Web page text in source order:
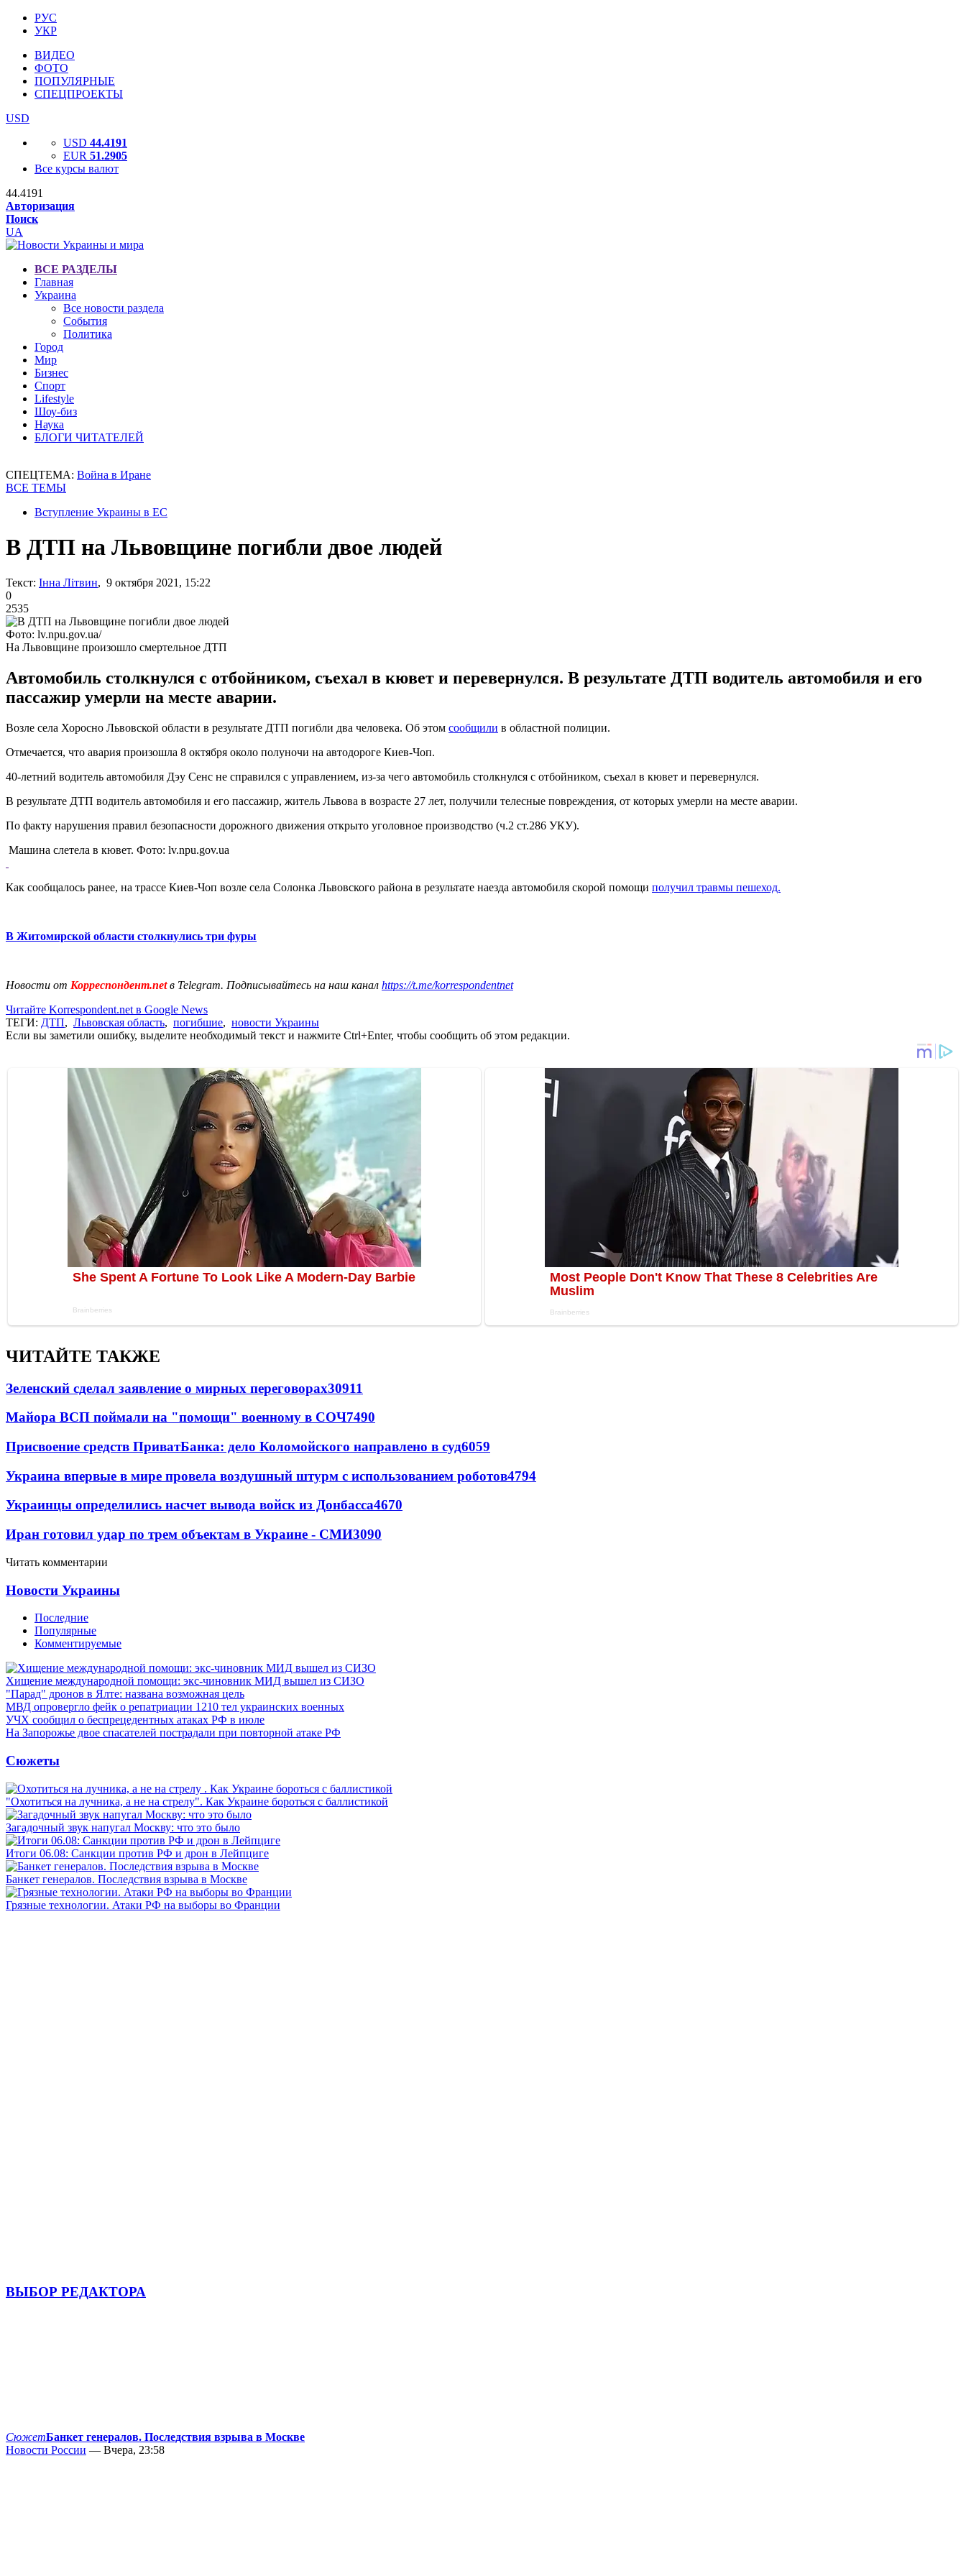
РУС
УКР
ВИДЕО
ФОТО
ПОПУЛЯРНЫЕ
СПЕЦПРОЕКТЫ
USD
USD 44.4191
EUR 51.2905
Все курсы валют
44.4191
Авторизация
Поиск
UA
ВСЕ РАЗДЕЛЫ
Главная
Украина
Все новости раздела
События
Политика
Город
Мир
Бизнес
Спорт
Lifestyle
Шоу-биз
Наука
БЛОГИ ЧИТАТЕЛЕЙ
СПЕЦТЕМА: Война в Иране
ВСЕ ТЕМЫ
Вступление Украины в ЕС
В ДТП на Львовщине погибли двое людей
Текст: Інна Літвин, 9 октября 2021, 15:22
0
2535
Фото: lv.npu.gov.ua/
На Львовщине произошло смертельное ДТП
Автомобиль столкнулся с отбойником, съехал в кювет и перевернулся. В результате ДТП водитель автомобиля и его
пассажир умерли на месте аварии.
Возле села Хоросно Львовской области в результате ДТП погибли два человека. Об этом сообщили в областной полиции.
Отмечается, что авария произошла 8 октября около полуночи на автодороге Киев-Чоп.
40-летний водитель автомобиля Дэу Сенс не справился с управлением, из-за чего автомобиль столкнулся с отбойником, съехал в кювет и перевернулся.
В результате ДТП водитель автомобиля и его пассажир, житель Львова в возрасте 27 лет, получили телесные повреждения, от которых умерли на месте аварии.
По факту нарушения правил безопасности дорожного движения открыто уголовное производство (ч.2 ст.286 УКУ).
Машина слетела в кювет. Фото: lv.npu.gov.ua
Как сообщалось ранее, на трассе Киев-Чоп возле села Солонка Львовского района в результате наезда автомобиля скорой помощи получил травмы пешеход.
В Житомирской области столкнулись три фуры
Новости от Корреспондент.netв Telegram. Подписывайтесь на наш канал https://t.me/korrespondentnet
Читайте Korrespondent.net в Google News
ТЕГИ: ДТП, Львовская область, погибшие, новости Украины
Если вы заметили ошибку, выделите необходимый текст и нажмите Ctrl+Enter, чтобы сообщить об этом редакции.
ЧИТАЙТЕ ТАКЖЕ
Зеленский сделал заявление о мирных переговорах30911
Майора ВСП поймали на "помощи" военному в СОЧ7490
Присвоение средств ПриватБанка: дело Коломойского направлено в суд6059
Украина впервые в мире провела воздушный штурм с использованием роботов4794
Украинцы определились насчет вывода войск из Донбасса4670
Иран готовил удар по трем объектам в Украине - СМИ3090
Читать комментарии
Новости Украины
Последние
Популярные
Комментируемые
Хищение международной помощи: экс-чиновник МИД вышел из СИЗО
"Парад" дронов в Ялте: названа возможная цель
МВД опровергло фейк о репатриации 1210 тел украинских военных
УЧХ сообщил о беспрецедентных атаках РФ в июле
На Запорожье двое спасателей пострадали при повторной атаке РФ
Сюжеты
"Охотиться на лучника, а не на стрелу". Как Украине бороться с баллистикой
Загадочный звук напугал Москву: что это было
Итоги 06.08: Санкции против РФ и дрон в Лейпциге
Банкет генералов. Последствия взрыва в Москве
Грязные технологии. Атаки РФ на выборы во Франции
ВЫБОР РЕДАКТОРА
СюжетБанкет генералов. Последствия взрыва в Москве
Новости России — Вчера, 23:58